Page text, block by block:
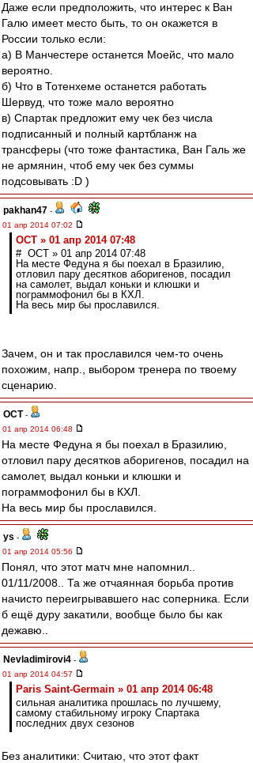
Даже если предположить, что интерес к Ван
Галю имеет место быть, то он окажется в
России только если:
а) В Манчестере останется Моейс, что мало
вероятно.
б) Что в Тотенхеме останется работать
Шервуд, что тоже мало вероятно
в) Спартак предложит ему чек без числа
подписанный и полный картбланж на
трансферы (что тоже фантастика, Ван Галь же
не армянин, чтоб ему чек без суммы
подсовывать :D )
pakhan47 -
01 апр 2014 07:02
ОСТ » 01 апр 2014 07:48
# ОСТ » 01 апр 2014 07:48
На месте Федуна я бы поехал в Бразилию,
отловил пару десятков аборигенов, посадил
на самолет, выдал коньки и клюшки и
пограммофонил бы в КХЛ.
На весь мир бы прославился.
Зачем, он и так прославился чем-то очень
похожим, напр., выбором тренера по твоему
сценарию.
ОСТ -
01 апр 2014 06:48
На месте Федуна я бы поехал в Бразилию,
отловил пару десятков аборигенов, посадил на
самолет, выдал коньки и клюшки и
пограммофонил бы в КХЛ.
На весь мир бы прославился.
ys -
01 апр 2014 05:56
Понял, что этот матч мне напомнил..
01/11/2008.. Та же отчаянная борьба против
начисто переигрывавшего нас соперника. Если
б ещё дуру закатили, вообще было бы как
дежавю..
Nevladimirovi4 -
01 апр 2014 04:57
Paris Saint-Germain » 01 апр 2014 06:48
сильная аналитика прошлась по лучшему,
самому стабильному игроку Спартака
последних двух сезонов
Без аналитики: Считаю, что этот факт